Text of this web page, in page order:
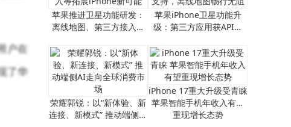
户在
了华
苹果推进卫星功能研发：
离线地图、第三方接入等
​苹果iPhone卫星功能升
级：第三方应用获API支
荣耀郭锐：以“新体验、新
连接、新模式” 推动端侧AI
iPhone 17重大升级受青睐
苹果智能手机年收入有望
重现增长态势